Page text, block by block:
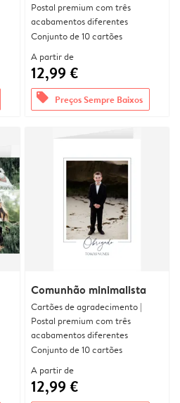
Postal premium com três
acabamentos diferentes
Conjunto de 10 cartões
A partir de
12,99 €
offers Preços Sempre Baixos
Comunhão minimalista
Cartões de agradecimento |
Postal premium com três
acabamentos diferentes
Conjunto de 10 cartões
A partir de
12,99 €